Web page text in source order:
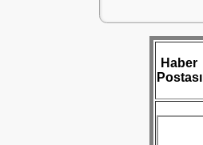
Haber
Postası